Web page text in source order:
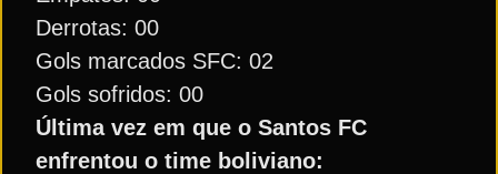
Derrotas: 00
Gols marcados SFC: 02
Gols sofridos: 00
Última vez em que o Santos FC
enfrentou o time boliviano: